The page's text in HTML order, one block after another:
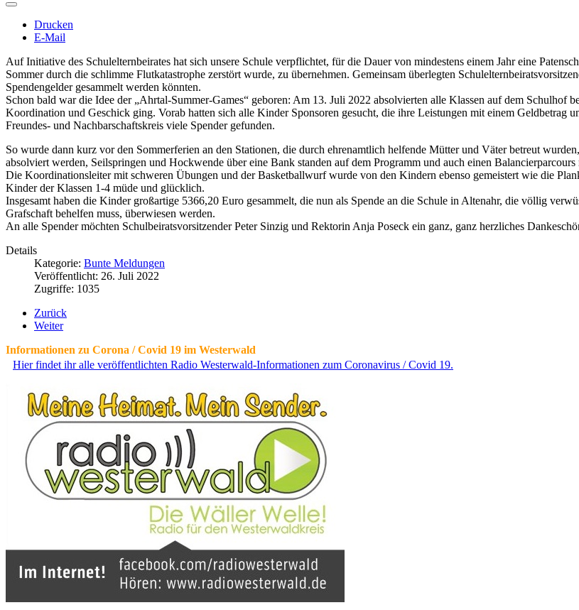
Drucken
E-Mail
Auf Initiative des Schulelternbeirates hat sich unsere Schule verpflichtet, für die Dauer von mindestens einem Jahr eine
Sommer durch die schlimme Flutkatastrophe zerstört wurde, zu übernehmen. Gemeinsam überlegten
Spendengelder gesammelt werden könnten.
Schon bald war die Idee der „Ahrtal-Summer-Games“ geboren: Am 13. Juli 2022 absolvierten alle Klassen auf dem Schulhof
Koordination und Geschick ging. Vorab hatten sich alle Kinder Sponsoren gesucht, die ihre Leistungen mit einem Geldbetrag
Freundes- und Nachbarschaftskreis viele Spender gefunden.
So wurde dann kurz vor den Sommerferien an den Stationen, die durch ehrenamtlich helfende Mütter und Väter betreut
absolviert werden, Seilspringen und Hockwende über eine Bank standen auf dem Programm und auch einen
Die Koordinationsleiter mit schweren Übungen und der Basketballwurf wurde von den Kindern ebenso gemeistert wie die
Kinder der Klassen 1-4 müde und glücklich.
Insgesamt haben die Kinder großartige 5366,20 Euro gesammelt, die nun als Spende an die Schule in Altenahr, die völlig
Grafschaft behelfen muss, überwiesen werden.
An alle Spender möchten Schulbeiratsvorsitzender Peter Sinzig und Rektorin Anja Poseck ein ganz, ganz herzliches
Details
Kategorie: Bunte Meldungen
Veröffentlicht: 26. Juli 2022
Zugriffe: 1035
Zurück
Weiter
Informationen zu Corona / Covid 19 im Westerwald
Hier findet ihr alle veröffentlichten Radio Westerwald-Informationen zum Coronavirus / Covid 19.